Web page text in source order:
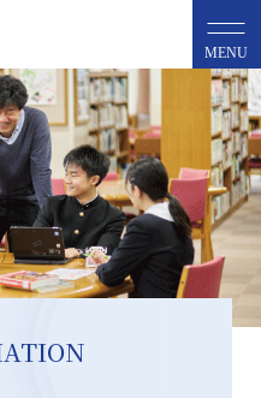
MENU